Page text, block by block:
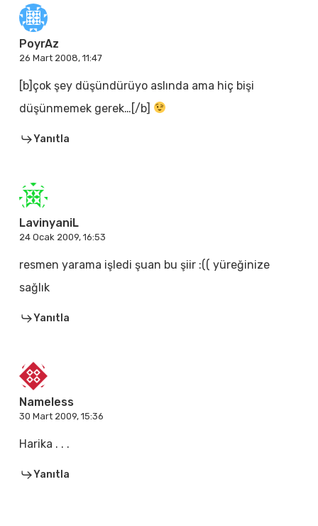
PoyrAz
26 Mart 2008, 11:47
[b]çok şey düşündürüyo aslında ama hiç bişi
düşünmemek gerek…[/b]
Yanıtla
LavinyaniL
24 Ocak 2009, 16:53
resmen yarama işledi şuan bu şiir :(( yüreğinize
sağlık
Yanıtla
Nameless
30 Mart 2009, 15:36
Harika . . .
Yanıtla